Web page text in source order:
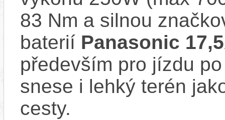
83 Nm a silnou
baterií Panasonic
především pro jízdu
snese i lehký terén
cesty.